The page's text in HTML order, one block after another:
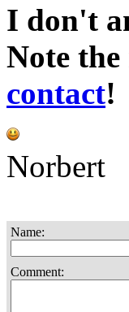
I don't
Note
contact!
Norbert
Name:
Comment: